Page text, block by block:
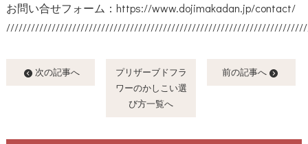
お問い合せフォーム： https://www.dojimakadan.jp/contact/
次の記事へ
プリザーブドフラ
ワーのかしこい選
び方一覧へ
前の記事へ